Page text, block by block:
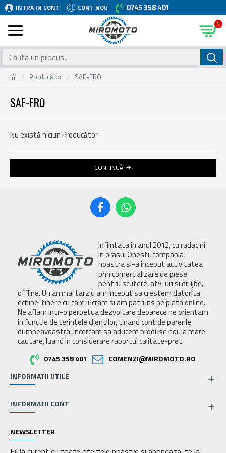
INTRA IN CONT CONT NOU 0745 358 401
0
Producător SAF-FRO
SAF-FRO
Nu există niciun Producător.
CONTINUĂ
Infiintata in anul 2012, cu radacini
in orasul Onesti, compania
noastra si-a inceput activitatea
prin comercializare de piese
pentru scutere, atv-uri si drujbe,
offline. Un an mai tarziu am inceput sa crestem datorita
echipei tinere cu care lucram si am patruns pe piata online.
Ne aflam intr-o perpetua dezvoltare deoarece ne orientam
in functie de cerintele clientilor, tinand cont de parerile
dumneavoastra. Incercam sa aducem produse noi, la mare
cautare, luand in considerare raportul calitate-pret.
0745 358 401
COMENZI@MIROMOTO.RO
INFORMATII UTILE
INFORMATII CONT
NEWSLETTER